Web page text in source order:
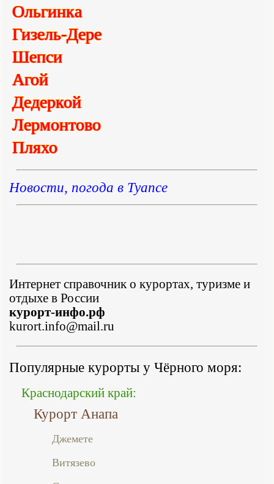
Ольгинка
Гизель-Дере
Шепси
Агой
Дедеркой
Лермонтово
Пляхо
Новости, погода в Туапсе
Интернет справочник о курортах, туризме и
отдыхе в России
курорт-инфо.рф
kurort.info@mail.ru
Популярные курорты у Чёрного моря:
Краснодарский край:
Курорт Анапа
Джемете
Витязево